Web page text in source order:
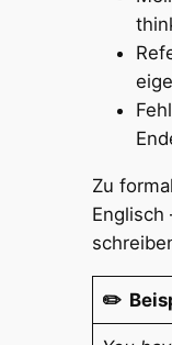
Zu
Englisch
✏️